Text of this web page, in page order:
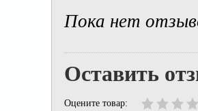
Пока нет
Оставить
Оцените товар: